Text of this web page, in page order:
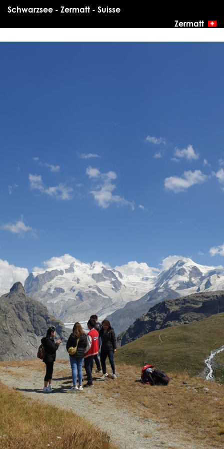
Schwarzsee - Zermatt - Suisse
Zermatt